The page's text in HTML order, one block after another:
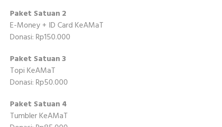
Paket Satuan 2
E-Money + ID Card KeAMaT
Donasi: Rp150.000
Paket Satuan 3
Topi KeAMaT
Donasi: Rp50.000
Paket Satuan 4
Tumbler KeAMaT